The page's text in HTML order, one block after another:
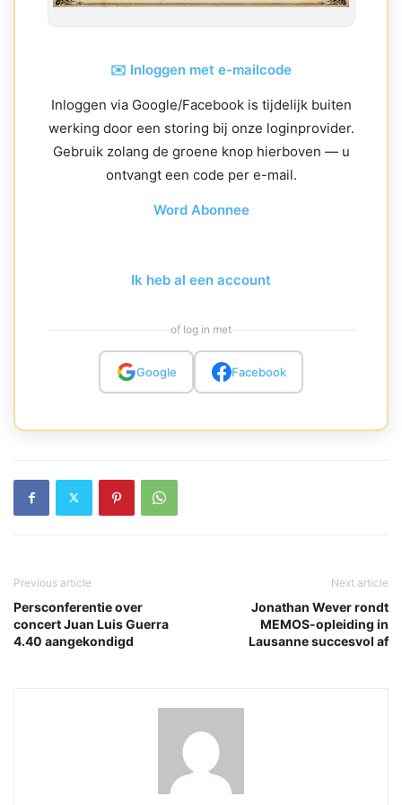
✉️ Inloggen met e-mailcode
Inloggen via Google/Facebook is tijdelijk buiten
werking door een storing bij onze loginprovider.
Gebruik zolang de groene knop hierboven — u
ontvangt een code per e-mail.
Word Abonnee
Ik heb al een account
of log in met
Google Facebook
Previous article
Persconferentie over
concert Juan Luis Guerra
4.40 aangekondigd
Next article
Jonathan Wever rondt
MEMOS-opleiding in
Lausanne succesvol af